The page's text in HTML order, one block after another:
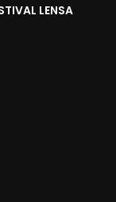
LENSA